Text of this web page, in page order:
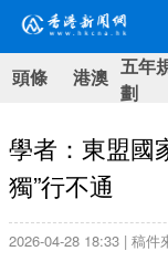
頭條 港澳 五年
劃
學者：東盟國
獨”行不通
2026-04-28 18:33 | 稿件